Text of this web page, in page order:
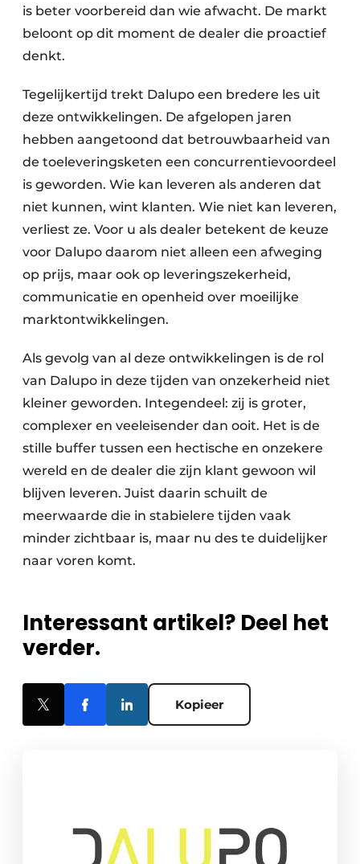
is beter voorbereid dan wie afwacht. De markt
beloont op dit moment de dealer die proactief
denkt.
Tegelijkertijd trekt Dalupo een bredere les uit
deze ontwikkelingen. De afgelopen jaren
hebben aangetoond dat betrouwbaarheid van
de toeleveringsketen een concurrentievoordeel
is geworden. Wie kan leveren als anderen dat
niet kunnen, wint klanten. Wie niet kan leveren,
verliest ze. Voor u als dealer betekent de keuze
voor Dalupo daarom niet alleen een afweging
op prijs, maar ook op leveringszekerheid,
communicatie en openheid over moeilijke
marktontwikkelingen.
Als gevolg van al deze ontwikkelingen is de rol
van Dalupo in deze tijden van onzekerheid niet
kleiner geworden. Integendeel: zij is groter,
complexer en veeleisender dan ooit. Het is de
stille buffer tussen een hectische en onzekere
wereld en de dealer die zijn klant gewoon wil
blijven leveren. Juist daarin schuilt de
meerwaarde die in stabielere tijden vaak
minder zichtbaar is, maar nu des te duidelijker
naar voren komt.
Interessant artikel? Deel het
verder.
Kopieer